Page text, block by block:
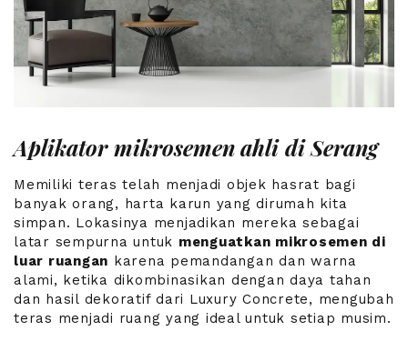
Aplikator mikrosemen ahli di Serang
Memiliki teras telah menjadi objek hasrat bagi
banyak orang, harta karun yang dirumah kita
simpan. Lokasinya menjadikan mereka sebagai
latar sempurna untuk menguatkan mikrosemen di
luar ruangan karena pemandangan dan warna
alami, ketika dikombinasikan dengan daya tahan
dan hasil dekoratif dari Luxury Concrete, mengubah
teras menjadi ruang yang ideal untuk setiap musim.